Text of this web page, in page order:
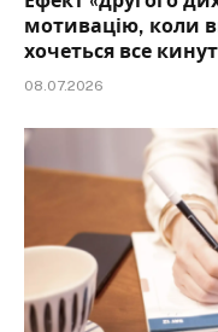
мотивацію, коли
хочеться все
08.07.2026